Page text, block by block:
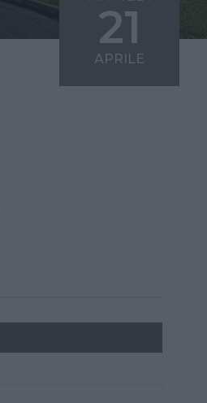
21
APRILE